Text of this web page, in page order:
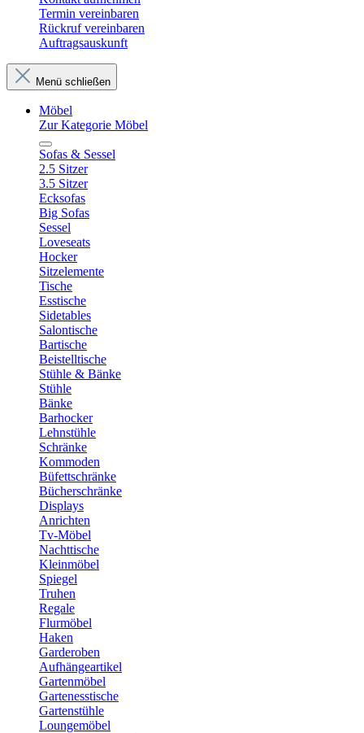
Termin vereinbaren
Rückruf vereinbaren
Auftragsauskunft
Menü schließen
Möbel
Zur Kategorie Möbel
Sofas & Sessel
2.5 Sitzer
3.5 Sitzer
Ecksofas
Big Sofas
Sessel
Loveseats
Hocker
Sitzelemente
Tische
Esstische
Sidetables
Salontische
Bartische
Beistelltische
Stühle & Bänke
Stühle
Bänke
Barhocker
Lehnstühle
Schränke
Kommoden
Büfettschränke
Bücherschränke
Displays
Anrichten
Tv-Möbel
Nachttische
Kleinmöbel
Spiegel
Truhen
Regale
Flurmöbel
Haken
Garderoben
Aufhängeartikel
Gartenmöbel
Gartenesstische
Gartenstühle
Loungemöbel